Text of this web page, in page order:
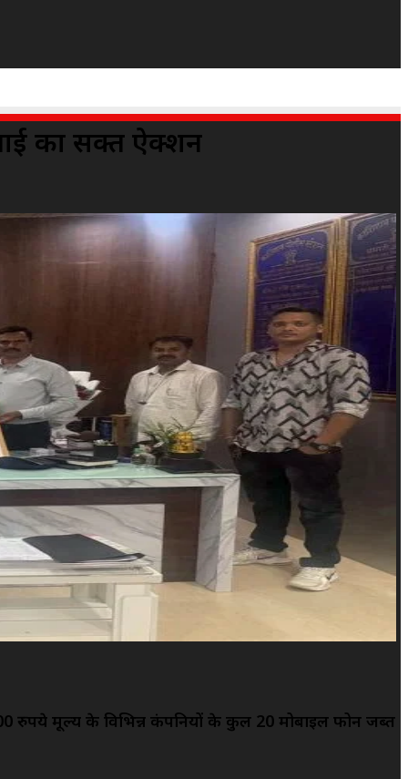
आई का सक्त ऐक्शन
रुपये मूल्य के विभिन्न कंपनियों के कुल 20 मोबाइल फोन जब्त